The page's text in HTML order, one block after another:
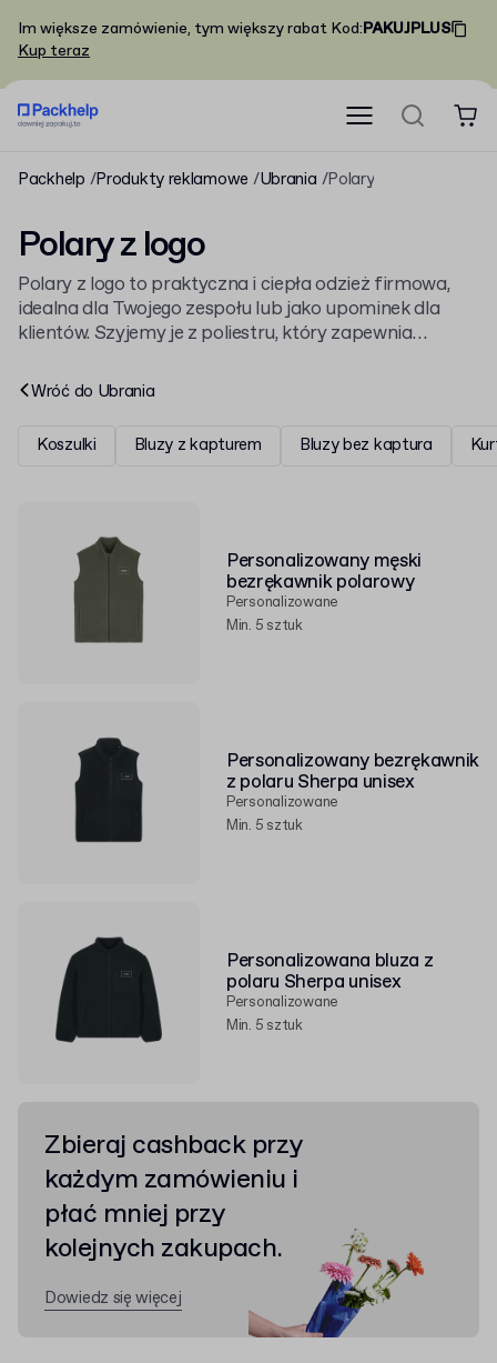
Im większe zamówienie, tym większy rabat Kod:PAKUJPLUS
Kup teraz
Packhelp Produkty reklamowe Ubrania Polary
Polary z logo
Polary z logo to praktyczna i ciepła odzież firmowa,
idealna dla Twojego zespołu lub jako upominek dla
klientów. Szyjemy je z poliestru, który zapewnia
oferty naubrania z logo
Wróć do Ubrania
Koszulki Bluzy z kapturem Bluzy bez kaptura
Personalizowany męski
bezrękawnik polarowy
Personalizowane
Min. 5 sztuk
Personalizowany bezrękawnik
z polaru Sherpa unisex
Personalizowane
Min. 5 sztuk
Personalizowana bluza z
polaru Sherpa unisex
Personalizowane
Min. 5 sztuk
Zbieraj cashback przy
każdym zamówieniu i
płać mniej przy
kolejnych zakupach.
Dowiedz się więcej